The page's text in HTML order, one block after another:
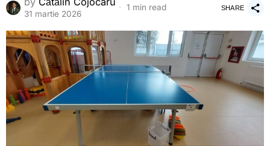
31 martie 2026
1 min read SHARE